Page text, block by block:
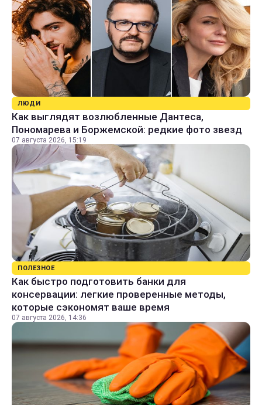
ЛЮДИ
Как выглядят возлюбленные Дантеса,
Пономарева и Боржемской: редкие фото звезд
07 августа 2026, 15:19
ПОЛЕЗНОЕ
Как быстро подготовить банки для
консервации: легкие проверенные методы,
которые сэкономят ваше время
07 августа 2026, 14:36